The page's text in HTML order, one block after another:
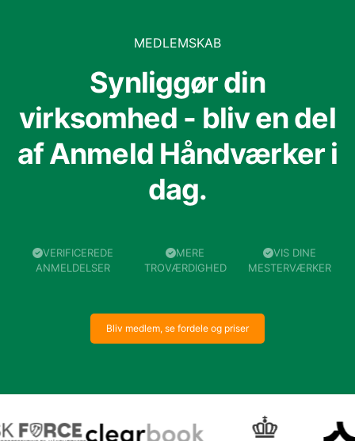
MEDLEMSKAB
Synliggør din
virksomhed - bliv en del
af Anmeld Håndværker i
dag.
VERIFICEREDE
ANMELDELSER
MERE
TROVÆRDIGHED
VIS DINE
MESTERVÆRKER
Bliv medlem, se fordele og priser